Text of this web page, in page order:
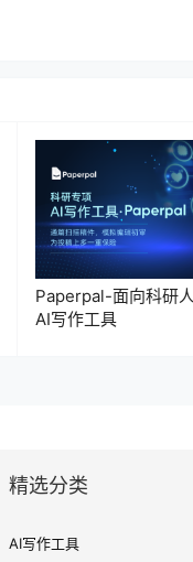
Paperpal-面向科研
AI写作工具
精选分类
AI写作工具